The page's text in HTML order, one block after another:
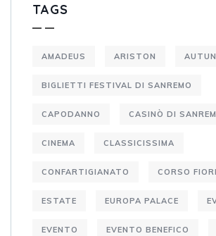
TAGS
AMADEUS ARISTON
BIGLIETTI FESTIVAL DI SANREMO
CAPODANNO CASINÒ DI
CINEMA CLASSICISSIMA
CONFARTIGIANATO CORSO
ESTATE EUROPA PALACE
EVENTO EVENTO BENEFICO